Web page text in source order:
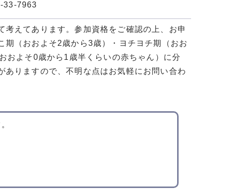
33-7963
考えてあります。参加資格をご確認の上、お申
期（おおよそ2歳から3歳）・ヨチヨチ期（おお
およそ0歳から1歳半くらいの赤ちゃん）に分
ありますので、不明な点はお気軽にお問い合わ